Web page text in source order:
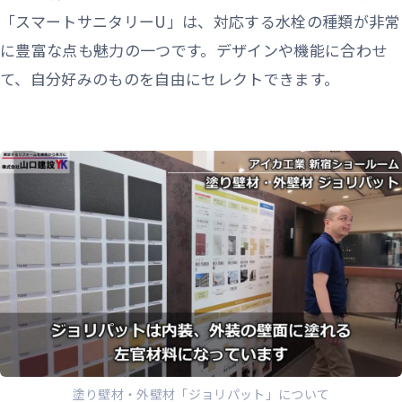
「スマートサニタリーU」は、対応する水栓の種類が非常
に豊富な点も魅力の一つです。デザインや機能に合わせ
て、自分好みのものを自由にセレクトできます。
塗り壁材・外壁材「ジョリパット」について